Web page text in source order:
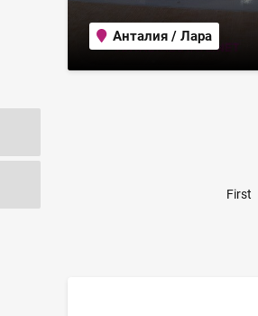
Анталия / Лара
First